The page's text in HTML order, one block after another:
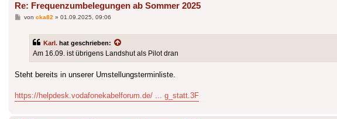
Re: Frequenzumbelegungen ab Sommer 2025
Beitrag
von cka82 » 01.09.2025, 09:06
Karl. hat geschrieben:
Am 16.09. ist übrigens Landshut als Pilot dran
Steht bereits in unserer Umstellungsterminliste.
https://helpdesk.vodafonekabelforum.de/ ... g_statt.3F